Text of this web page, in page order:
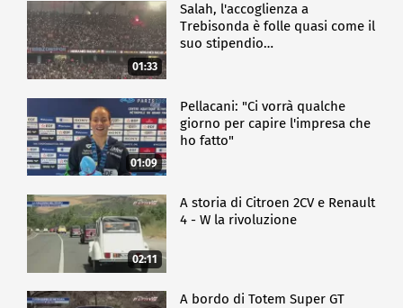
01:33
Salah, l'accoglienza a
Trebisonda è folle quasi come il
suo stipendio…
01:09
Pellacani: "Ci vorrà qualche
giorno per capire l'impresa che
ho fatto"
02:11
A storia di Citroen 2CV e Renault
4 - W la rivoluzione
A bordo di Totem Super GT